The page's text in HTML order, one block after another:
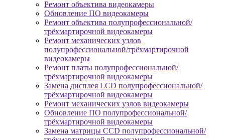
Ремонт объектива видеокамеры
Обновление ПО видеокамеры
Ремонт объектива полупрофессиональной/
трёхмартирочной видеокамеры
Ремонт механических узлов
полупрофессиональной/трёхмартирочной
видеокамеры
Ремонт платы полупрофессиональной/
трёхмартирочной видеокамеры
Замена дисплея LCD полупрофессиональной/
трёхмартирочной видеокамеры
Ремонт механических узлов видеокамеры
Обновление ПО полупрофессиональной/
трёхмартирочной видеокамеры
Замена матрицы CCD полупрофессиональной/